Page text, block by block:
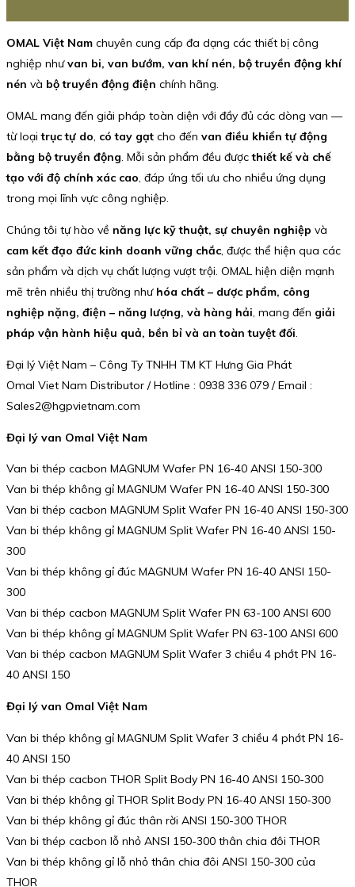
OMAL Việt Nam chuyên cung cấp đa dạng các thiết bị công
nghiệp nhưvan bi, van bướm, van khí nén, bộ truyền động khí
nén và bộ truyền động điện chính hãng.
OMAL mang đến giải pháp toàn diện với đầy đủ các dòng van —
từ loạitrục tự do, có tay gạt cho đến van điều khiển tự động
bằng bộ truyền động. Mỗi sản phẩm đều đượcthiết kế và chế
tạo với độ chính xác cao, đáp ứng tối ưu cho nhiều ứng dụng
trong mọi lĩnh vực công nghiệp.
Chúng tôi tự hào về năng lực kỹ thuật, sự chuyên nghiệp và
cam kết đạo đức kinh doanh vững chắc, được thể hiện qua các
sản phẩm và dịch vụ chất lượng vượt trội. OMAL hiện diện mạnh
mẽ trên nhiều thị trường như hóa chất – dược phẩm, công
nghiệp nặng, điện – năng lượng, và hàng hải, mang đến giải
pháp vận hành hiệu quả, bền bỉ và an toàn tuyệt đối.
Đại lý Việt Nam – Công Ty TNHH TM KT Hưng Gia Phát
Omal Viet Nam Distributor / Hotline : 0938 336 079 / Email :
Sales2@hgpvietnam.com
Đại lý van Omal Việt Nam
Van bi thép cacbon MAGNUM Wafer PN 16-40 ANSI 150-300
Van bi thép không gỉ MAGNUM Wafer PN 16-40 ANSI 150-300
Van bi thép cacbon MAGNUM Split Wafer PN 16-40 ANSI 150-300
Van bi thép không gỉ MAGNUM Split Wafer PN 16-40 ANSI 150-
300
Van bi thép không gỉ đúc MAGNUM Wafer PN 16-40 ANSI 150-
300
Van bi thép cacbon MAGNUM Split Wafer PN 63-100 ANSI 600
Van bi thép không gỉ MAGNUM Split Wafer PN 63-100 ANSI 600
Van bi thép cacbon MAGNUM Split Wafer 3 chiều 4 phớt PN 16-
40 ANSI 150
Đại lý van Omal Việt Nam
Van bi thép không gỉ MAGNUM Split Wafer 3 chiều 4 phớt PN 16-
40 ANSI 150
Van bi thép cacbon THOR Split Body PN 16-40 ANSI 150-300
Van bi thép không gỉ THOR Split Body PN 16-40 ANSI 150-300
Van bi thép không gỉ đúc thân rời ANSI 150-300 THOR
Van bi thép cacbon lỗ nhỏ ANSI 150-300 thân chia đôi THOR
Van bi thép không gỉ lỗ nhỏ thân chia đôi ANSI 150-300 của
THOR